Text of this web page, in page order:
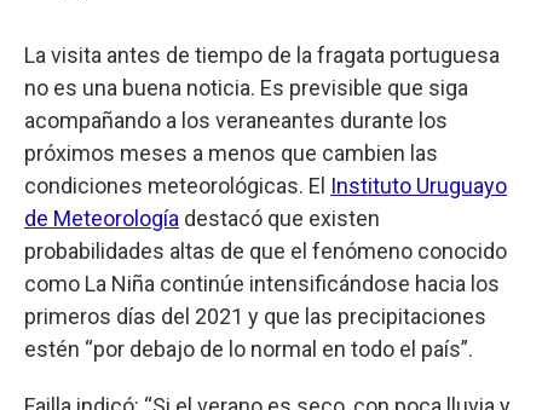
La visita antes de tiempo de la fragata portuguesa
no es una buena noticia. Es previsible que siga
acompañando a los veraneantes durante los
próximos meses a menos que cambien las
condiciones meteorológicas. El Instituto Uruguayo
de Meteorología destacó que existen
probabilidades altas de que el fenómeno conocido
como La Niña continúe intensificándose hacia los
primeros días del 2021 y que las precipitaciones
estén “por debajo de lo normal en todo el país”.